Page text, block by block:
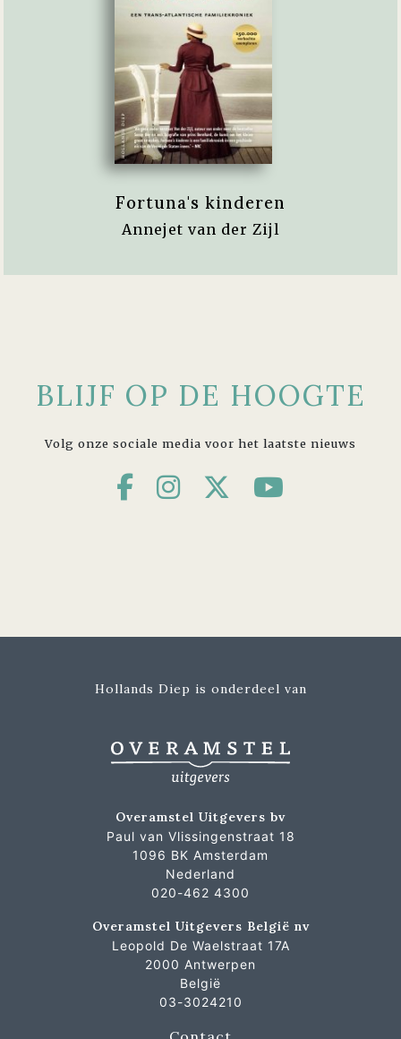
Fortuna's kinderen
Annejet van der Zijl
BLIJF OP DE HOOGTE
Volg onze sociale media voor het laatste nieuws
Hollands Diep is onderdeel van
Overamstel Uitgevers bv
Paul van Vlissingenstraat 18
1096 BK Amsterdam
Nederland
020-462 4300
Overamstel Uitgevers België nv
Leopold De Waelstraat 17A
2000 Antwerpen
België
03-3024210